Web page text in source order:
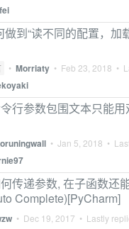
做到“读不同的配置，加
• Morriaty • Feb 23, 2018 •
行参数包围文本只能用
• Jan 5, 2018 •
传递参数, 在子函数还
Complete)[PyCharm]
• Dec 19, 2017 • Lastly